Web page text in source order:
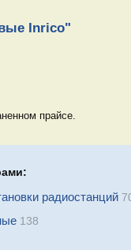
Inrico"
прайсе.
радиостанций
138